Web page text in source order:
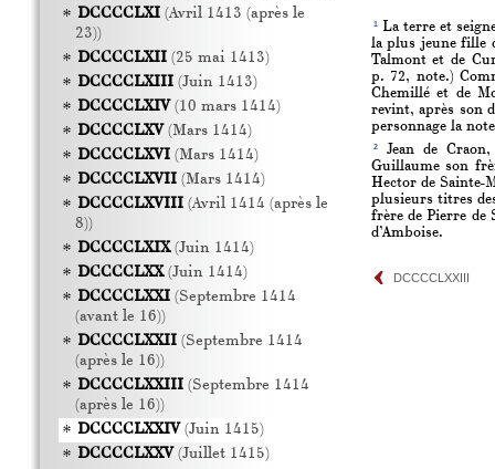
1La terre et
la plus jeune fille
Talmont et de
p. 72, note.)
Chemillé et de
revint, après son
personnage la
2Jean de Craon,
Guillaume son
Hector de Sainte-
plusieurs titres
frère de Pierre de
d’Amboise.
DCCCCLXXIII
DCCCCLXI(Avril 1413 (après le
23))
DCCCCLXII(25 mai 1413)
DCCCCLXIII(Juin 1413)
DCCCCLXIV(10 mars 1414)
DCCCCLXV(Mars 1414)
DCCCCLXVI(Mars 1414)
DCCCCLXVII(Mars 1414)
DCCCCLXVIII(Avril 1414 (après le
8))
DCCCCLXIX(Juin 1414)
DCCCCLXX(Juin 1414)
DCCCCLXXI(Septembre 1414
(avant le 16))
DCCCCLXXII(Septembre 1414
(après le 16))
DCCCCLXXIII(Septembre 1414
(après le 16))
DCCCCLXXIV(Juin 1415)
DCCCCLXXV(Juillet 1415)